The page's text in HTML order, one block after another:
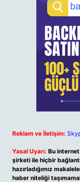
Reklam ve İletişim:
Yasal Uyarı: Bu
şirketi ile hiçbir
hazırladığımız
haber niteliği